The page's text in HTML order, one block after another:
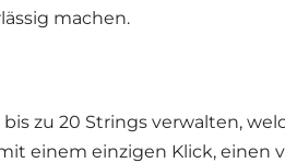
machen.
bis zu 20 Strings verwalten,
einem einzigen Klick,